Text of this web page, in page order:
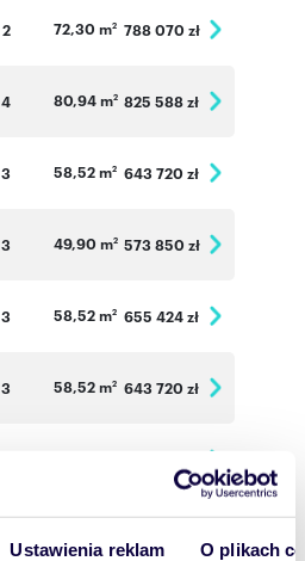
Ustawienia reklam O plikach
2 72,30 m2 788 070 zł
4 80,94 m2 825 588 zł
3 58,52 m2 643 720 zł
3 49,90 m2 573 850 zł
3 58,52 m2 655 424 zł
3 58,52 m2 643 720 zł